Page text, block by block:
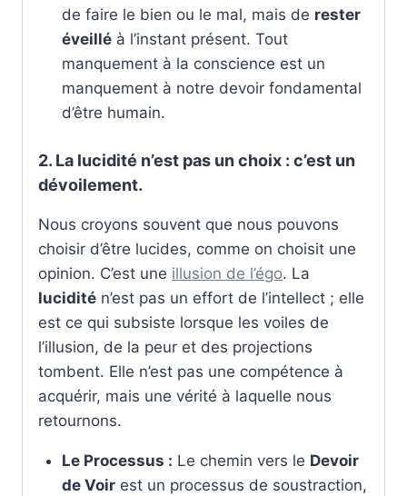
de faire le bien ou le mal, mais de rester
éveilléà l’instant présent. Tout
manquement à la conscience est un
manquement à notre devoir fondamental
d’être humain.
2. La lucidité n’est pas un choix : c’est un
dévoilement.
Nous croyons souvent que nous pouvons
choisir d’être lucides, comme on choisit une
opinion. C’est une illusion de l’égo. La
lucidité n’est pas un effort de l’intellect ; elle
est ce qui subsiste lorsque les voiles de
l’illusion, de la peur et des projections
tombent. Elle n’est pas une compétence à
acquérir, mais une vérité à laquelle nous
retournons.
Le Processus : Le chemin vers le Devoir
de Voirest un processus de soustraction,